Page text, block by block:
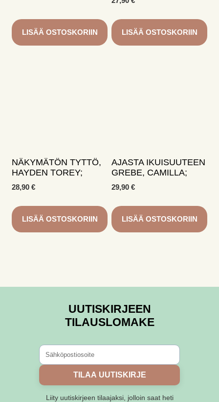
LISÄÄ OSTOSKORIIN LISÄÄ OSTOSKORIIN
NÄKYMÄTÖN TYTTÖ,
HAYDEN TOREY;
28,90 €
LISÄÄ OSTOSKORIIN
AJASTA IKUISUUTEEN
GREBE, CAMILLA;
29,90 €
LISÄÄ OSTOSKORIIN
UUTISKIRJEEN
TILAUSLOMAKE
TILAA UUTISKIRJE
Liity uutiskirjeen tilaajaksi, jolloin saat heti